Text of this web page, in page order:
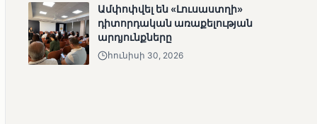
«Լուսաստղի»
դիտորդական
առաքելության
արդյունքները
Ամփոփվել են «Լուսաստղի»
դիտորդական առաքելության
արդյունքները
հունիսի 30, 2026